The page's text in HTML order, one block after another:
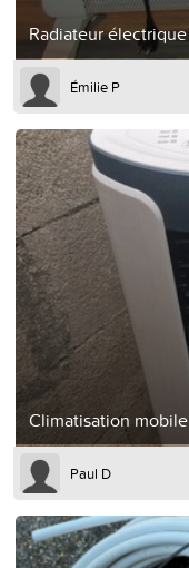
Radiateur
Émilie P
Climatisation
Paul D